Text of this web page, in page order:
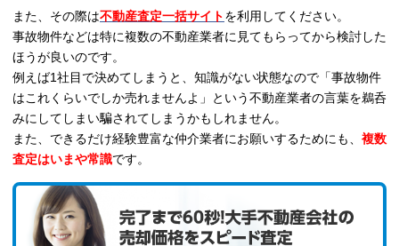
また、その際は不動産査定一括サイトを利用してください。
事故物件などは特に複数の不動産業者に見てもらってから検討した
ほうが良いのです。
例えば1社目で決めてしまうと、知識がない状態なので「事故物件
はこれくらいでしか売れませんよ」という不動産業者の言葉を鵜呑
みにしてしまい騙されてしまうかもしれません。
また、できるだけ経験豊富な仲介業者にお願いするためにも、 複数
査定はいまや常識です。